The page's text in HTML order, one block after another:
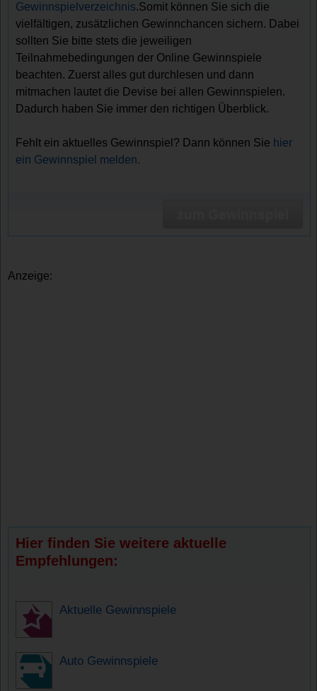
Gewinnspielverzeichnis.Somit können Sie sich die
vielfältigen, zusätzlichen Gewinnchancen sichern. Dabei
sollten Sie bitte stets die jeweiligen
Teilnahmebedingungen der Online Gewinnspiele
beachten. Zuerst alles gut durchlesen und dann
mitmachen lautet die Devise bei allen Gewinnspielen.
Dadurch haben Sie immer den richtigen Überblick.
Fehlt ein aktuelles Gewinnspiel? Dann können Sie hier
ein Gewinnspiel melden.
Anzeige:
Hier finden Sie weitere aktuelle
Empfehlungen:
Aktuelle Gewinnspiele
Auto Gewinnspiele